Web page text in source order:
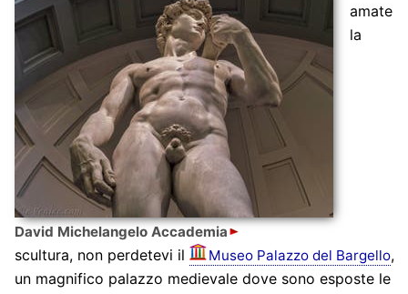
David Michelangelo Accademia
amate
la
scultura, non perdetevi il Museo Palazzo del Bargello,
un magnifico palazzo medievale dove sono esposte le